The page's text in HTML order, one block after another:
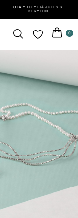
OTA YHTEYTTÄ JULES &
BERYLIIN
0